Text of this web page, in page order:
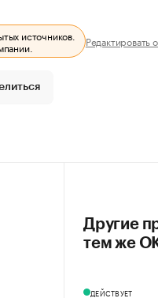
источников. Редактировать
Другие
тем же
ДЕЙСТВУЕТ